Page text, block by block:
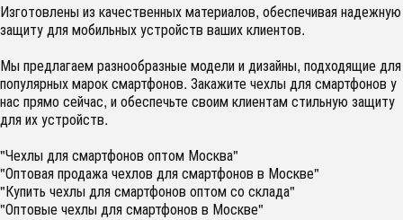
Изготовлены из качественных материалов, обеспечивая надежную
защиту для мобильных устройств ваших клиентов.
Мы предлагаем разнообразные модели и дизайны, подходящие для
популярных марок смартфонов. Закажите чехлы для смартфонов у
нас прямо сейчас, и обеспечьте своим клиентам стильную защиту
для их устройств.
"Чехлы для смартфонов оптом Москва"
"Оптовая продажа чехлов для смартфонов в Москве"
"Купить чехлы для смартфонов оптом со склада"
"Оптовые чехлы для смартфонов в Москве"